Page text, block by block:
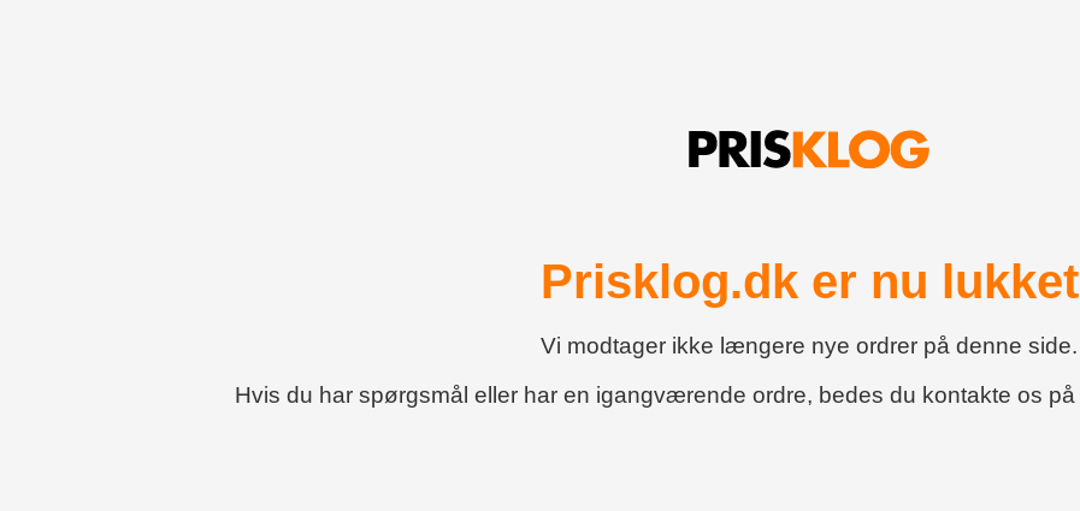
Prisklog.dk er nu lukket
Vi modtager ikke længere nye ordrer på denne side.
Hvis du har spørgsmål eller har en igangværende ordre, bedes du kontakte os på